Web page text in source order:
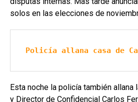
solos en las elecciones de
Policía allana casa de
Esta noche la policía también
y Director de Confidencial Carlos